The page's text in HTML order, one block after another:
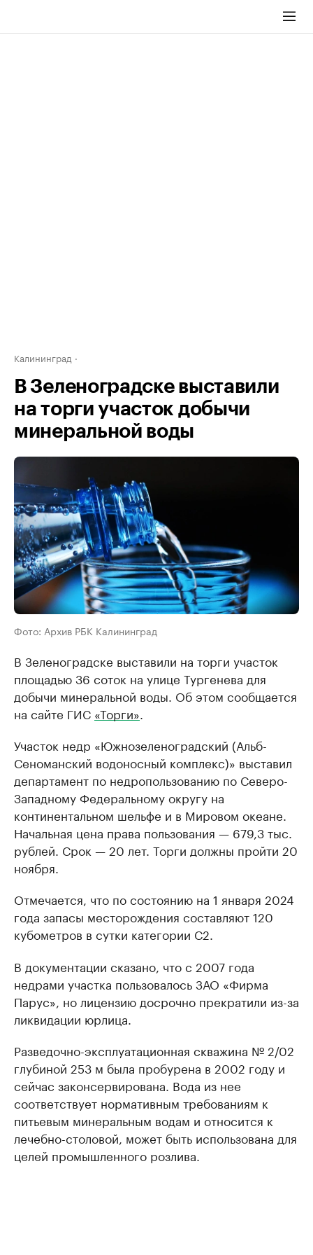
Калининград
В Зеленоградске выставили
на торги участок добычи
минеральной воды
Фото: Архив РБК Калининград
В Зеленоградске выставили на торги участок
площадью 36 соток на улице Тургенева для
добычи минеральной воды. Об этом сообщается
на сайте ГИС «Торги»
Участок недр «Южнозеленоградский (Альб-
Сеноманский водоносный комплекс)» выставил
департамент по недропользованию по Северо-
Западному Федеральному округу на
континентальном шельфе и в Мировом океане.
Начальная цена права пользования — 679,3 тыс.
рублей. Срок — 20 лет. Торги должны пройти 20
ноября.
Отмечается, что по состоянию на 1 января 2024
года запасы месторождения составляют 120
кубометров в сутки категории С2.
В документации сказано, что с 2007 года
недрами участка пользовалось ЗАО «Фирма
Парус», но лицензию досрочно прекратили из-за
ликвидации юрлица.
Разведочно-эксплуатационная скважина № 2/02
глубиной 253 м была пробурена в 2002 году и
сейчас законсервирована. Вода из нее
соответствует нормативным требованиям к
питьевым минеральным водам и относится к
лечебно-столовой, может быть использована для
целей промышленного розлива.